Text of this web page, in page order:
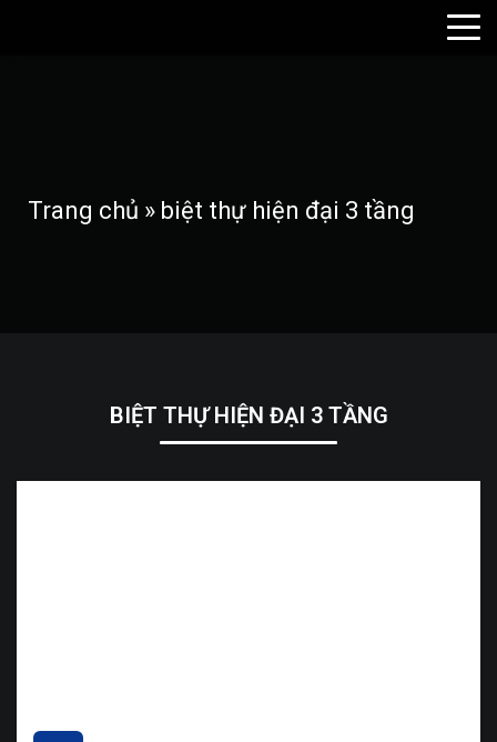
Trang chủ » biệt thự hiện đại 3 tầng
BIỆT THỰ HIỆN ĐẠI 3 TẦNG